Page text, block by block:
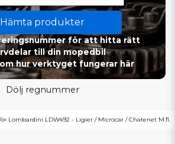
Hämta produkter
för att hitta rätt
till din mopedbil
hur verktyget fungerar här
Dölj regnummer
Lombardini LDW492 - Ligier / Microcar / Chatenet M.fl.